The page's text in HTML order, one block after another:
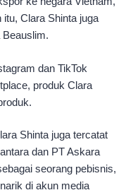
Clara Shinta juga
Beauslim.
dan TikTok
produk Clara
Shinta juga tercatat
dan PT Askara
seorang pebisnis,
di akun media